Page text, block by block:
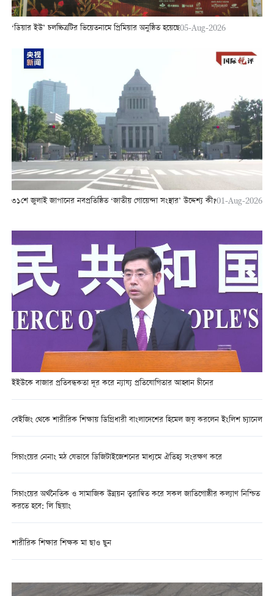
‘ডিয়ার ইউ’ চলচ্চিত্রটির ভিয়েতনামে প্রিমিয়ার অনুষ্ঠিত হয়েছে05-Aug-2026
৩১শে জুলাই জাপানের নবপ্রতিষ্ঠিত ‘জাতীয় গোয়েন্দা সংস্থার’ উদ্দেশ্য কী?01-Aug-2026
ইইউকে বাজার প্রতিবন্ধকতা দূর করে ন্যায্য প্রতিযোগিতার আহ্বান চীনের
বেইজিং থেকে শারীরিক শিক্ষায় ডিগ্রিধারী বাংলাদেশের হিমেল জয় করলেন ইংলিশ চ্যানেল
সিচাংয়ের নেনাং মঠ যেভাবে ডিজিটাইজেশনের মাধ্যমে ঐতিহ্য সংরক্ষণ করে
সিচাংয়ের অর্থনৈতিক ও সামাজিক উন্নয়ন ত্বরান্বিত করে সকল জাতিগোষ্ঠীর কল্যাণ নিশ্চিত
করতে হবে: লি ছিয়াং
শারীরিক শিক্ষার শিক্ষক মা ছাও ছুন